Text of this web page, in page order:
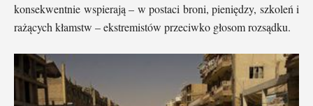
konsekwentnie wspierają – w postaci broni, pieniędzy, szkoleń i
rażących kłamstw – ekstremistów przeciwko głosom rozsądku.